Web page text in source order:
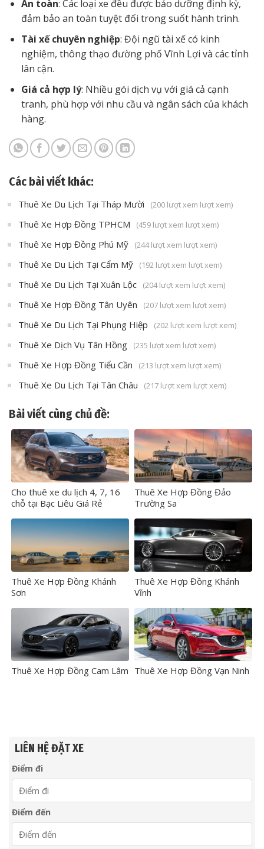
An toàn: Các loại xe đều được bảo dưỡng định kỳ,
đảm bảo an toàn tuyệt đối trong suốt hành trình.
Tài xế chuyên nghiệp: Đội ngũ tài xế có kinh
nghiệm, thông thạo đường phố Vĩnh Lợi và các tỉnh
lân cận.
Giá cả hợp lý: Nhiều gói dịch vụ với giá cả cạnh
tranh, phù hợp với nhu cầu và ngân sách của khách
hàng.
Các bài viết khác:
Thuê Xe Du Lịch Tại Tháp Mười (200 lượt xem lượt xem)
Thuê Xe Hợp Đồng TPHCM (459 lượt xem lượt xem)
Thuê Xe Hợp Đồng Phú Mỹ (244 lượt xem lượt xem)
Thuê Xe Du Lịch Tại Cẩm Mỹ (192 lượt xem lượt xem)
Thuê Xe Du Lịch Tại Xuân Lộc (204 lượt xem lượt xem)
Thuê Xe Hợp Đồng Tân Uyên (207 lượt xem lượt xem)
Thuê Xe Du Lịch Tại Phụng Hiệp (202 lượt xem lượt xem)
Thuê Xe Dịch Vụ Tân Hồng (235 lượt xem lượt xem)
Thuê Xe Hợp Đồng Tiểu Cần (213 lượt xem lượt xem)
Thuê Xe Du Lịch Tại Tân Châu (217 lượt xem lượt xem)
Bài viết cùng chủ đề:
Cho thuê xe du lịch 4, 7, 16
chỗ tại Bạc Liêu Giá Rẻ
Thuê Xe Hợp Đồng Đảo
Trường Sa
Thuê Xe Hợp Đồng Khánh
Sơn
Thuê Xe Hợp Đồng Khánh
Vĩnh
Thuê Xe Hợp Đồng Cam Lâm Thuê Xe Hợp Đồng Vạn Ninh
LIÊN HỆ ĐẶT XE
Điểm đi
Điểm đến